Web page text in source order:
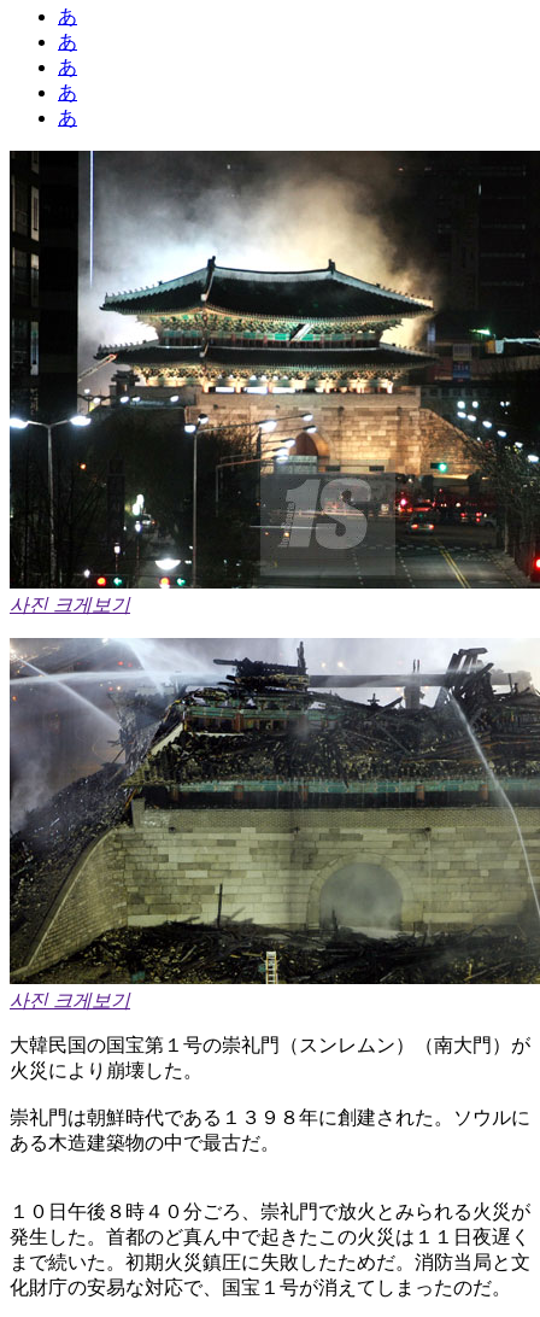
あ
あ
あ
あ
あ
사진 크게보기
사진 크게보기
大韓民国の国宝第１号の崇礼門（スンレムン）（南大門）が
火災により崩壊した。
崇礼門は朝鮮時代である１３９８年に創建された。ソウルに
ある木造建築物の中で最古だ。
１０日午後８時４０分ごろ、崇礼門で放火とみられる火災が
発生した。首都のど真ん中で起きたこの火災は１１日夜遅く
まで続いた。初期火災鎮圧に失敗したためだ。消防当局と文
化財庁の安易な対応で、国宝１号が消えてしまったのだ。